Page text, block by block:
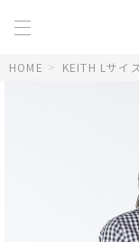
HOME > KEITH Lサイ